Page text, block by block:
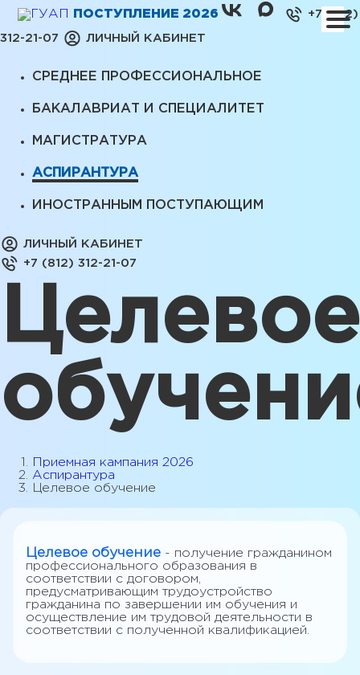
ПОСТУПЛЕНИЕ 2026 +7 (812)
312-21-07 ЛИЧНЫЙ КАБИНЕТ
СРЕДНЕЕ ПРОФЕССИОНАЛЬНОЕ
БАКАЛАВРИАТ И СПЕЦИАЛИТЕТ
МАГИСТРАТУРА
АСПИРАНТУРА
ИНОСТРАННЫМ ПОСТУПАЮЩИМ
ЛИЧНЫЙ КАБИНЕТ
+7 (812) 312-21-07
Целевое
Приемная кампания 2026
Аспирантура
Целевое обучение
Целевое обучение - получение гражданином
профессионального образования в
соответствии с договором,
предусматривающим трудоустройство
гражданина по завершении им обучения и
осуществление им трудовой деятельности в
соответствии с полученной квалификацией.